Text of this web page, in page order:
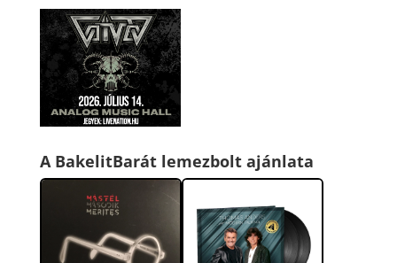
A BakelitBarát lemezbolt ajánlata